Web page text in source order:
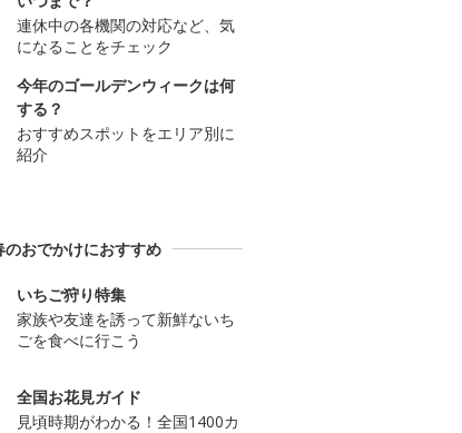
連休中の各機関の対応など、気
になることをチェック
今年のゴールデンウィークは何
する？
おすすめスポットをエリア別に
紹介
のおでかけにおすすめ
いちご狩り特集
家族や友達を誘って新鮮ないち
ごを食べに行こう
全国お花見ガイド
見頃時期がわかる！全国1400カ